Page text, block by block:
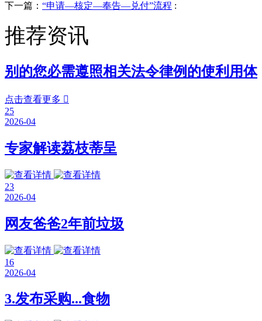
下一篇： “申请—核定—奉告—兑付”流程 :
推荐资讯
别的您必需遵照相关法令律例的使利用体
点击查看更多 
25
2026-04
专家解读荔枝蒂呈
23
2026-04
网友爸爸2年前垃圾
16
2026-04
3.发布采购...食物